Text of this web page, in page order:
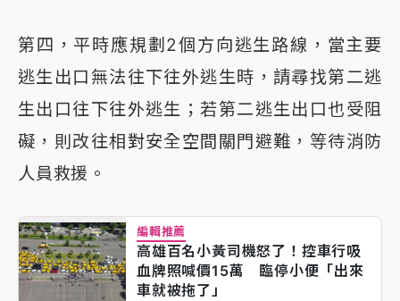
第四，平時應規劃2個方向逃生路線，當主要
逃生出口無法往下往外逃生時，請尋找第二逃
生出口往下往外逃生；若第二逃生出口也受阻
礙，則改往相對安全空間關門避難，等待消防
人員救援。
編輯推薦
高雄百名小黃司機怒了！控車行吸
血牌照喊價15萬 臨停小便「出來
車就被拖了」